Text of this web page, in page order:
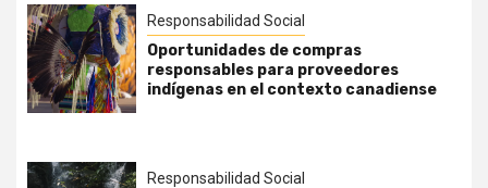
Responsabilidad Social
Oportunidades de compras
responsables para proveedores
indígenas en el contexto canadiense
Responsabilidad Social